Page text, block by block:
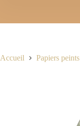
Accueil Papiers peints